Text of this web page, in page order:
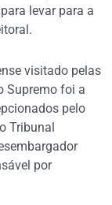
levar para a
visitado pelas
Supremo foi a
pelo
Tribunal
por